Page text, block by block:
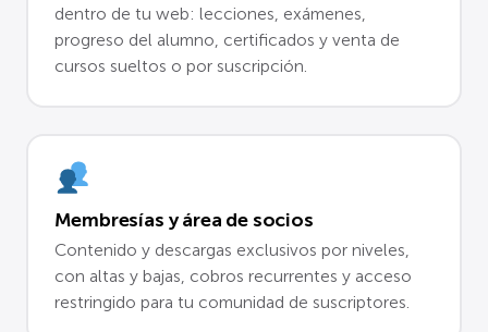
dentro de tu web: lecciones, exámenes,
progreso del alumno, certificados y venta de
cursos sueltos o por suscripción.
Membresías y área de socios
Contenido y descargas exclusivos por niveles,
con altas y bajas, cobros recurrentes y acceso
restringido para tu comunidad de suscriptores.